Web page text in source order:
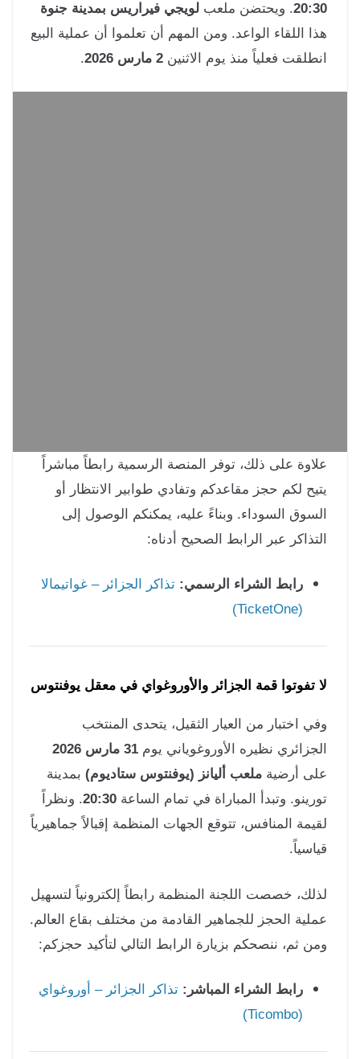
. ويحتضن ملعبلويجي فيراريس بمدينة جنوة
اللقاء الواعد. ومن المهم أن تعلموا أن عملية البيع
فعلياً منذ يوم الاثنين
.
على ذلك، توفر المنصة الرسمية رابطاً مباشراً
لكم حجز مقاعدكم وتفادي طوابير الانتظار أو
السوداء. وبناءً عليه، يمكنكم الوصول إلى
عبر الرابط الصحيح أدناه:
رابط الشراء الرسمي: تذاكر الجزائر – غواتيمالا
تفوتوا قمة الجزائر والأوروغواي في معقل يوفنتوس
اختبار من العيار الثقيل، يتحدى المنتخب
نظيره الأوروغوياني يوم31 مارس 2026
أرضيةملعب أليانز (يوفنتوس ستاديوم)بمدينة
وتبدأ المباراة في تمام الساعة
20:30. ونظراً
المنافس، تتوقع الجهات المنظمة إقبالاً جماهيرياً
خصصت اللجنة المنظمة رابطاً إلكترونياً لتسهيل
الحجز للجماهير القادمة من مختلف بقاع العالم.
ثم، ننصحكم بزيارة الرابط التالي لتأكيد حجزكم:
رابط الشراء المباشر: تذاكر الجزائر – أوروغواي